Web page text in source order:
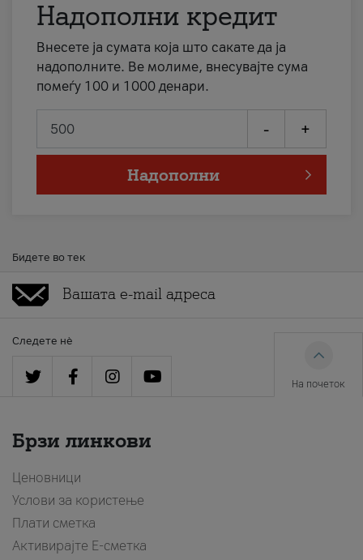
Надополни кредит
Внесете ја сумата која што сакате да ја
надополните. Ве молиме, внесувајте сума
помеѓу 100 и 1000 денари.
- +
Надополни
Бидете во тек
Следете нè
На почеток
Брзи линкови
Ценовници
Услови за користење
Плати сметка
Активирајте Е-сметка